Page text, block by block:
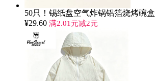
50只！锡纸盘空气炸锅铝箔烧烤碗盒
¥29.60 满2.01元减2元